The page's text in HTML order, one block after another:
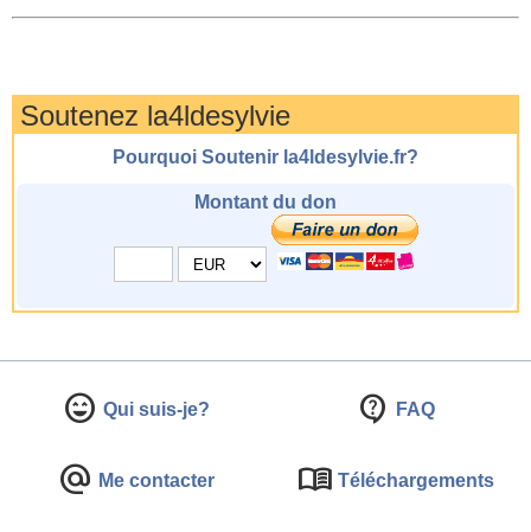
Soutenez la4ldesylvie
Pourquoi Soutenir la4ldesylvie.fr?
Montant du don
Qui suis-je? FAQ
Me contacter Téléchargements